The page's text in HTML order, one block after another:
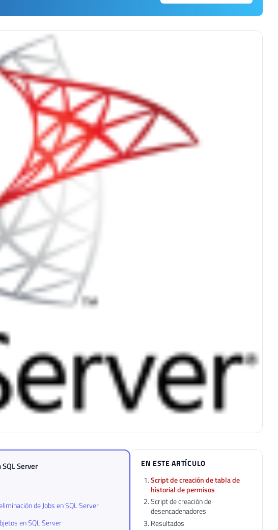
Server
de Jobs en SQL Server
en SQL Server
EN ESTE ARTÍCULO
Script de creación de tabla de
historial de permisos
Script de creación de
desencadenadores
Resultados